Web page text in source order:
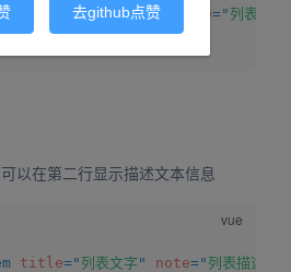
:disabled="true" title=" 列表禁用
以在第二行显示描述文本信息
title=" 列表文字 " note=" 列表描述信
去github点赞